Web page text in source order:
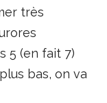
très
5 (en fait 7)
bas, on va